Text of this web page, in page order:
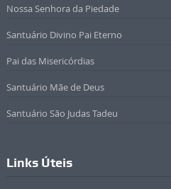
Nossa Senhora da Piedade
Santuário Divino Pai Eterno
Pai das Misericórdias
Santuário Mãe de Deus
Santuário São Judas Tadeu
Links Úteis